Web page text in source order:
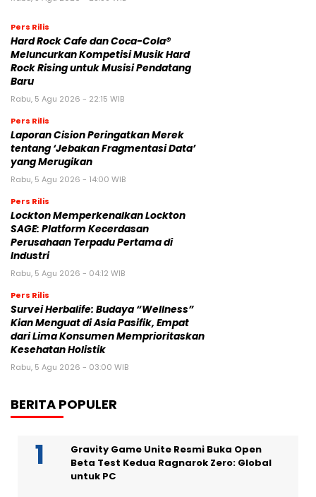
Pers Rilis
Hard Rock Cafe dan Coca-Cola®
Meluncurkan Kompetisi Musik Hard
Rock Rising untuk Musisi Pendatang
Baru
Rabu, 5 Agu 2026 - 22:15 WIB
Pers Rilis
Laporan Cision Peringatkan Merek
tentang ‘Jebakan Fragmentasi Data’
yang Merugikan
Rabu, 5 Agu 2026 - 14:00 WIB
Pers Rilis
Lockton Memperkenalkan Lockton
SAGE: Platform Kecerdasan
Perusahaan Terpadu Pertama di
Industri
Rabu, 5 Agu 2026 - 04:12 WIB
Pers Rilis
Survei Herbalife: Budaya “Wellness”
Kian Menguat di Asia Pasifik, Empat
dari Lima Konsumen Memprioritaskan
Kesehatan Holistik
Rabu, 5 Agu 2026 - 03:00 WIB
BERITA POPULER
Gravity Game Unite Resmi Buka Open
Beta Test Kedua Ragnarok Zero: Global
untuk PC